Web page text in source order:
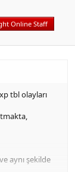
Online Staff
tbl olayları
aynı şekilde